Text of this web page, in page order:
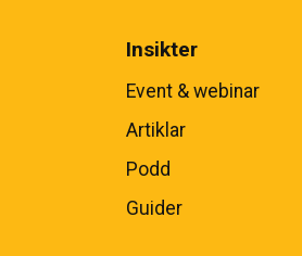
Insikter
Event & webinar
Artiklar
Podd
Guider